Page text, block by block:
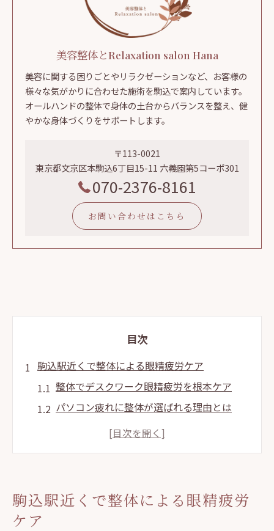
美容整体とRelaxation salon Hana
美容に関する困りごとやリラクゼーションなど、お客様の
様々な気がかりに合わせた施術を駒込で案内しています。
オールハンドの整体で身体の土台からバランスを整え、健
やかな身体づくりをサポートします。
〒113-0021
東京都文京区本駒込6丁目15-11 六義園第5コーポ301
070-2376-8161
お問い合わせはこちら
目次
駒込駅近くで整体による眼精疲労ケア
整体でデスクワーク眼精疲労を根本ケア
パソコン疲れに整体が選ばれる理由とは
スマホによる目の疲れ整体で解消する方法
デスクワーク疲れに整体が効く理由とは
整体がデスクワーク疲労に強い根拠を徹底
駒込駅近くで整体による眼精疲労
ケア